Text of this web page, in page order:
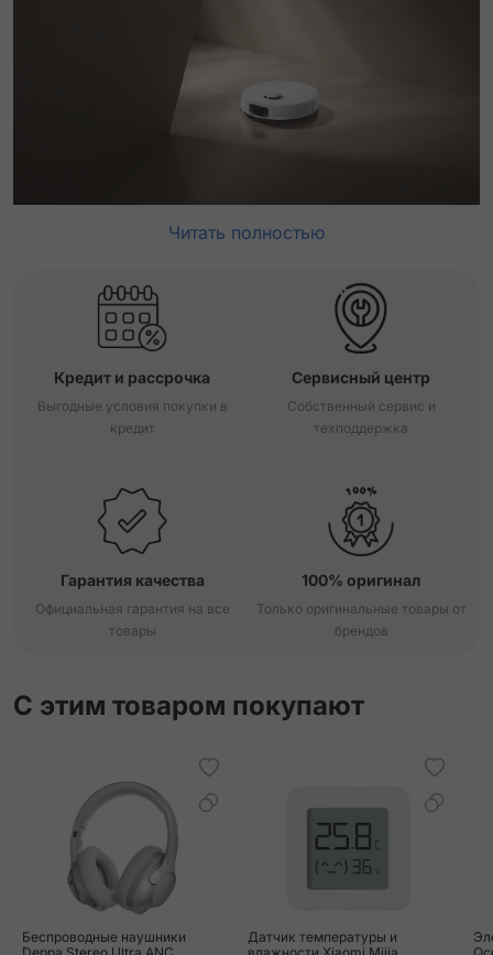
Читать полностью
Кредит и рассрочка
Выгодные условия покупки в
кредит
Сервисный центр
Собственный сервис и
техподдержка
Гарантия качества
Официальная гарантия на все
товары
100% оригинал
Только оригинальные товары от
брендов
С этим товаром покупают
Беспроводные наушники
Датчик температуры и